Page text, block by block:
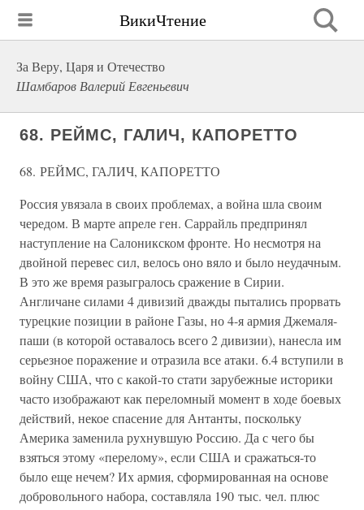
ВикиЧтение
За Веру, Царя и Отечество
Шамбаров Валерий Евгеньевич
68. РЕЙМС, ГАЛИЧ, КАПОРЕТТО
68. РЕЙМС, ГАЛИЧ, КАПОРЕТТО
Россия увязала в своих проблемах, а война шла своим
чередом. В марте апреле ген. Саррайль предпринял
наступление на Салоникском фронте. Но несмотря на
двойной перевес сил, велось оно вяло и было неудачным.
В это же время разыгралось сражение в Сирии.
Англичане силами 4 дивизий дважды пытались прорвать
турецкие позиции в районе Газы, но 4-я армия Джемаля-
паши (в которой оставалось всего 2 дивизии), нанесла им
серьезное поражение и отразила все атаки. 6.4 вступили в
войну США, что с какой-то стати зарубежные историки
часто изображают как переломный момент в ходе боевых
действий, некое спасение для Антанты, поскольку
Америка заменила рухнувшую Россию. Да с чего бы
взяться этому «перелому», если США и сражаться-то
было еще нечем? Их армия, сформированная на основе
добровольного набора, составляла 190 тыс. чел. плюс